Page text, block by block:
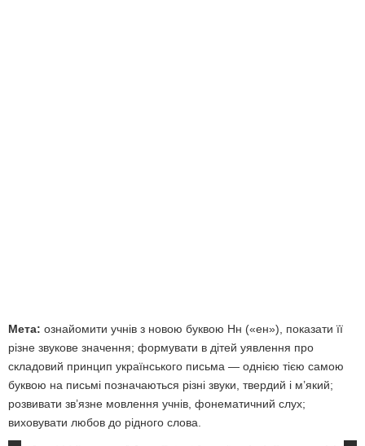
Мета: ознайомити учнів з новою буквою Нн («ен»), показати її
різне звукове значення; формувати в дітей уявлення про
складовий принцип українського письма — однією тією самою
буквою на письмі позначаються різні звуки, твердий і м’який;
розвивати зв’язне мовлення учнів, фонематичний слух;
виховувати любов до рідного слова.